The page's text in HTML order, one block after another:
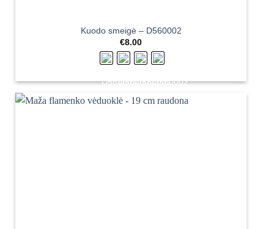
Kuodo smeigė – D560002
€8.00